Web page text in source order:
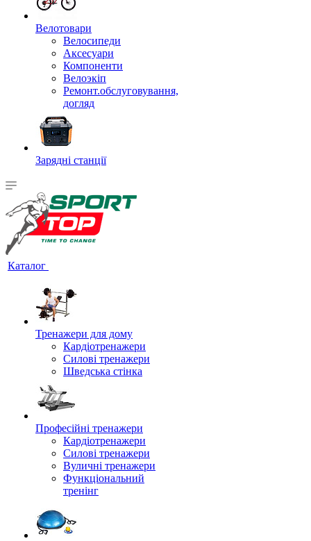
Велотовари
Велосипеди
Аксесуари
Компоненти
Велоэкіп
Ремонт.обслуговування,
догляд
Зарядні станції
Каталог
Тренажери для дому
Кардіотренажери
Силові тренажери
Шведська стінка
Професійні тренажери
Кардіотренажери
Силові тренажери
Вуличні тренажери
Функціональний
тренінг